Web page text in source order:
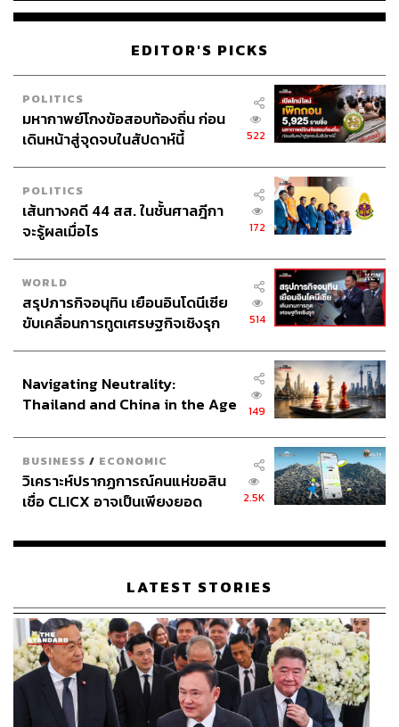
Digital Literacy and AI Usage Training
ในภาพนี้คนเริ่มมองภาพว่าเราต้องฝึกอบรมคนแล้ว แต่จะฝึก
อบรมคนในองค์กรอย่างไร โดยนำ AI มาช่วยให้เกิด
ประสิทธิภาพในการทำงานมากขึ้น จะทำอย่างไรที่จะไม่ใช้
วิธีการแบบเดิม นี่คือหนึ่งใน Initiative หลักของหลายองค์กร
ทั่วโลกที่มองว่าสิ้นปีนี้จะเริ่มมาวัด Baseline ของทักษะและ
ความสามารถด้าน Digital Literacy และ AI ของคนในองค์กร
ว่าอยู่ระดับไหน และจะนำ AI มาพัฒนาในการทำ Data
Analysis แล้วเพิ่มประสิทธิภาพในการทำงานให้มากยิ่งขึ้นได้
อย่างไร
Soft Skill Development
3 ทักษะ Soft Skill ที่หลายองค์กรให้ความสำคัญมากขึ้น
ได้แก่
ไม่มีใครฟังอะไรยาวๆ ประชุมยาวๆ หรือชอบการเขียนอีเมล
เพื่อให้ตรงกับยุคนี้ โดยเฉพาะการสื่อสารกับ Gen Z หรือ Late
Gen Y โจทย์การสื่อสารไม่เหมือนเดิมแล้ว สิ่งสำคัญคือเราจะ
เปลี่ยนวิธีการสื่อสารทั้งองค์กรอย่างไร รวมทั้งสอน
Generation ใหม่ๆ ให้สื่อสารอย่างไรจึงเกิดประสิทธิภาพ ดัง
นั้นทักษะการสื่อสารจึงกลับเข้ามา แต่พัฒนาในมิติที่ต่างออก
EDITOR'S PICKS
POLITICS
มหากาพย์โกงข้อสอบท้องถิ่น ก่อน
เดินหน้าสู่จุดจบในสัปดาห์นี้
522
POLITICS
เส้นทางคดี 44 สส. ในชั้นศาลฎีกา
จะรู้ผลเมื่อไร
172
WORLD
สรุปภารกิจอนุทิน เยือนอินโดนีเซีย
ขับเคลื่อนการทูตเศรษฐกิจเชิงรุก
514
Navigating Neutrality:
Thailand and China in the Age
149
BUSINESS / ECONOMIC
วิเคราะห์ปรากฏการณ์คนแห่ขอสิน
เชื่อ CLICX อาจเป็นเพียงยอด
เรือนไทยที่ถูกซุกไว้
2.5K
LATEST STORIES